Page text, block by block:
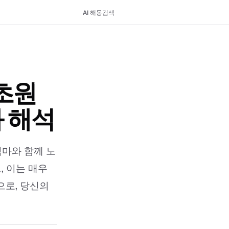
AI 해몽검색
원
해석
와 함께 노
이는 매우
로, 당신의